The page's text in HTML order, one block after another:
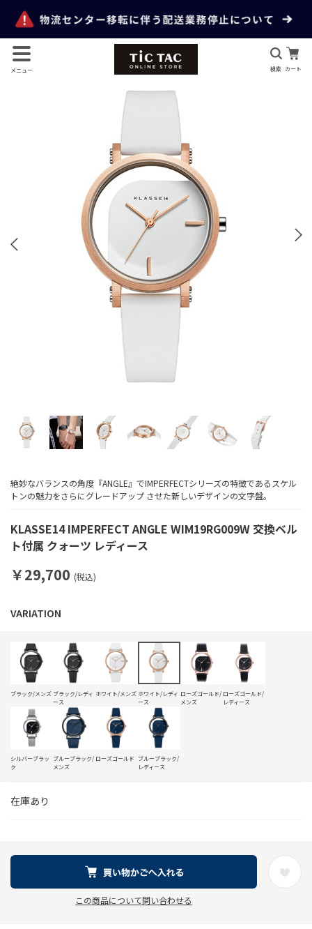
メニュー 検索 カート
KLASSE14 IMPERFECT ANGLE WIM19RG009W 交換ベル
ト付属 クォーツ レディース
絶妙なバランスの角度『ANGLE』でIMPERFECTシリーズの特徴であるスケル
トンの魅力をさらにグレードアップ させた新しいデザインの文字盤。
￥29,700 (税込)
在庫あり
ブラック/メンズ ブラック/レディ
ース
ホワイト/メンズ ホワイト/レディ
ース
ローズゴールド/
メンズ
ローズゴールド/
レディース
シルバーブラッ
ク
ブルーブラック/
メンズ
ローズゴールド
ブルーブラック/
レディース
この商品について問い合わせる